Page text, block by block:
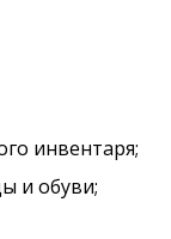
инвентаря;
и обуви;